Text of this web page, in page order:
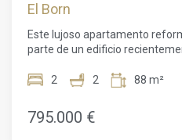
El Born
Este lujoso apartamento
parte de un edificio
88m2. Se encuentra , la
muy cerca del apartamento.
Catedral de Santa María del
2 2 88 m²
795.000 €